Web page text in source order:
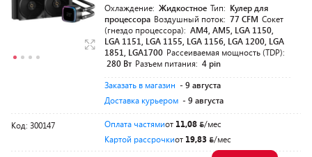
Охлаждение: Жидкостное Тип: Кулер для
процессора Воздушный поток: 77 CFM Сокет
(гнездо процессора): AM4, AM5, LGA 1150,
LGA 1151, LGA 1155, LGA 1156, LGA 1200, LGA
1851, LGA1700 Рассеиваемая мощность (TDP):
280 Вт Разъем питания: 4 pin
Заказать в магазин - 9 августа
Доставка курьером - 9 августа
Код: 300147 Оплата частямиот 11,08
/мес
Картой рассрочкиот 19,83 /мес